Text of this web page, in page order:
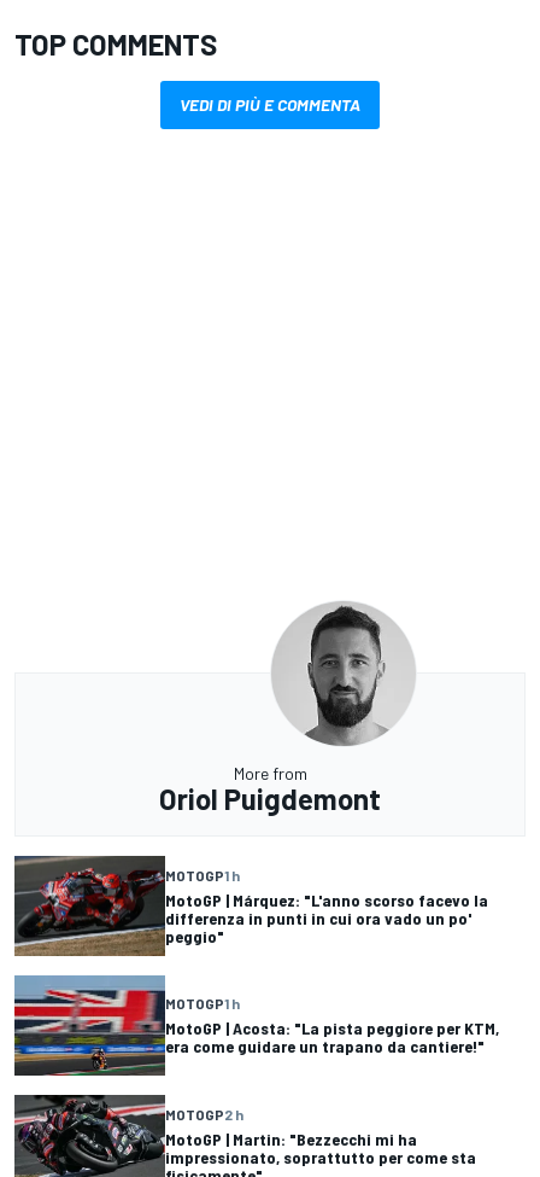
TOP COMMENTS
VEDI DI PIÙ E COMMENTA
More from
Oriol Puigdemont
MOTOGP1 h
MotoGP | Márquez: "L'anno scorso facevo la
differenza in punti in cui ora vado un po'
peggio"
MOTOGP1 h
MotoGP | Acosta: "La pista peggiore per KTM,
era come guidare un trapano da cantiere!"
MOTOGP2 h
MotoGP | Martin: "Bezzecchi mi ha
impressionato, soprattutto per come sta